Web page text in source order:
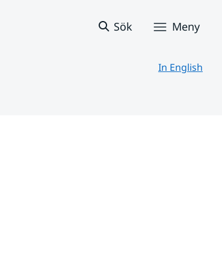
Sök Meny
In English